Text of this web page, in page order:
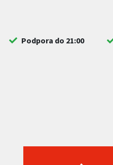
Podpora do 21:00